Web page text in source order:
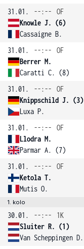
31.01.
--:--
OF
Knowle J. (6)
Cassaigne B.
31.01.
--:--
OF
Berrer M.
Caratti C. (8)
31.01.
--:--
OF
Knippschild J. (3)
Luxa P.
31.01.
--:--
OF
Llodra M.
Parmar A. (7)
31.01.
--:--
OF
Ketola T.
Mutis O.
1. kolo
30.01. --:--
1K
Sluiter R. (1)
Van Scheppingen D.